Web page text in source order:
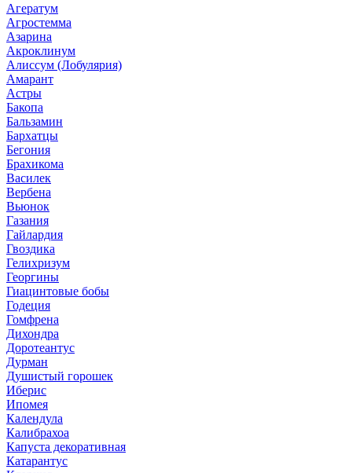
Агератум
Агростемма
Азарина
Акроклинум
Алиссум (Лобулярия)
Амарант
Астры
Бакопа
Бальзамин
Бархатцы
Бегония
Брахикома
Василек
Вербена
Вьюнок
Газания
Гайлардия
Гвоздика
Гелихризум
Георгины
Гиацинтовые бобы
Годеция
Гомфрена
Дихондра
Доротеантус
Дурман
Душистый горошек
Иберис
Ипомея
Календула
Калибрахоа
Капуста декоративная
Катарантус